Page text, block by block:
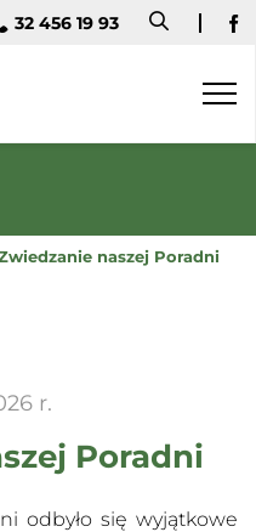
32 456 19 93
naszej Poradni
r.
Poradni
odbyło się wyjątkowe